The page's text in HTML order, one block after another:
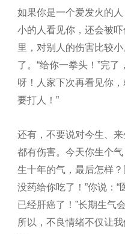
如果你是一个爱发火的
小的人看见你，还会被
里，对别人的伤害比较
了。“给你一拳头！”完
呀！人家下次再看见你
要打人！”
还有，不要说对今生、
都有伤害。今天你生个
生十年的气，最后怎样
没药给你吃了！”你说：“
已经肝癌了！”长期生气
所以，不良情绪不仅让